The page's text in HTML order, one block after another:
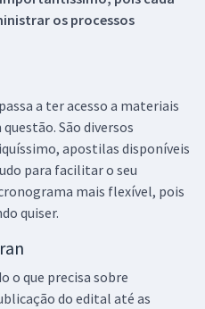
os processos
a ter acesso a materiais
São diversos
apostilas disponíveis
para facilitar o seu
mais flexível, pois
quiser.
o que precisa sobre
do edital até as